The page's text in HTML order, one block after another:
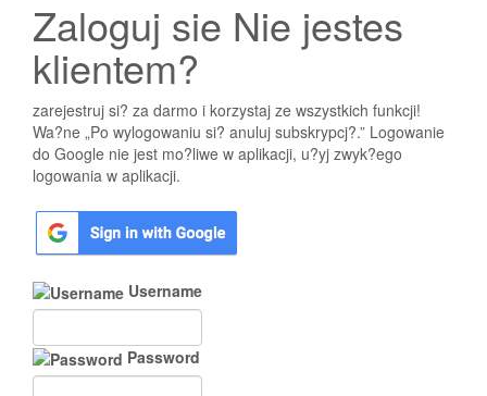
Zaloguj sie Nie jestes
klientem?
zarejestruj si? za darmo i korzystaj ze wszystkich funkcji!
Wa?ne „Po wylogowaniu si? anuluj subskrypcj?.” Logowanie
do Google nie jest mo?liwe w aplikacji, u?yj zwyk?ego
logowania w aplikacji.
Username
Password